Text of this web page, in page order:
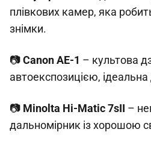
плівкових камер, яка
знімки.
📷Canon AE-1 – культова
автоекспозицією, ідеальна
📷 Minolta Hi-Matic 7sII –
дальномірник із хорошою